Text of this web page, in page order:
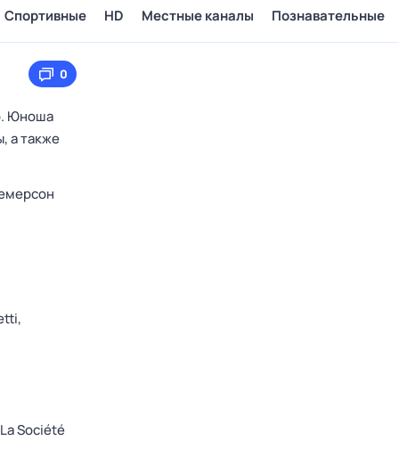
Спортивные HD Местные каналы Познавательные
0
Юноша
а также
La Société